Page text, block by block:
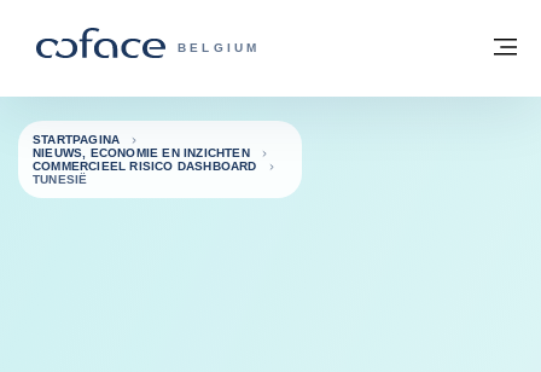
COFACE, FOR TRADE - GROEP
BELGIUM
Terug naar startpagina
STARTPAGINA
NIEUWS, ECONOMIE EN INZICHTEN
COMMERCIEEL RISICO DASHBOARD
TUNESIË